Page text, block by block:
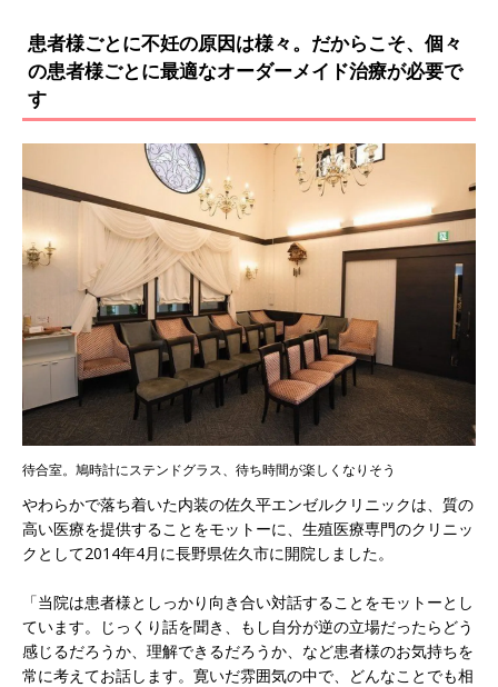
患者様ごとに不妊の原因は様々。だからこそ、個々
の患者様ごとに最適なオーダーメイド治療が必要で
す
待合室。鳩時計にステンドグラス、待ち時間が楽しくなりそう
やわらかで落ち着いた内装の佐久平エンゼルクリニックは、質の
高い医療を提供することをモットーに、生殖医療専門のクリニッ
クとして2014年4月に長野県佐久市に開院しました。
「当院は患者様としっかり向き合い対話することをモットーとし
ています。じっくり話を聞き、もし自分が逆の立場だったらどう
感じるだろうか、理解できるだろうか、など患者様のお気持ちを
常に考えてお話します。寛いだ雰囲気の中で、どんなことでも相